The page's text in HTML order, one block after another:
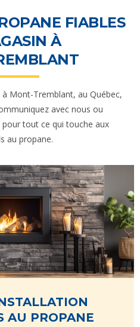
FIABLES
À
Mont-Tremblant, au Québec,
avec nous ou
pour tout ce qui touche aux
au propane.
AU PROPANE